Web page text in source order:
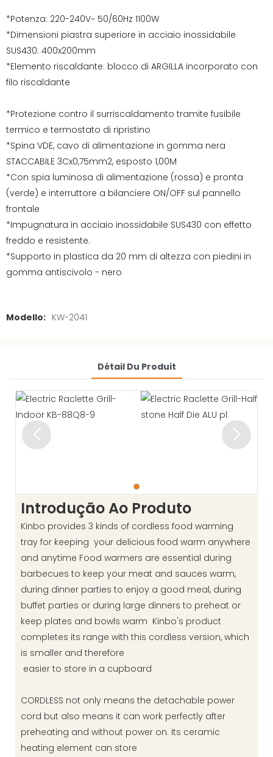
*Potenza: 220-240V~ 50/60Hz 1100W
*Dimensioni piastra superiore in acciaio inossidabile
SUS430: 400x200mm
*Elemento riscaldante: blocco di ARGILLA incorporato con
filo riscaldante
*Protezione contro il surriscaldamento tramite fusibile
termico e termostato di ripristino
*Spina VDE, cavo di alimentazione in gomma nera
STACCABILE 3Cx0,75mm2, esposto 1,00M
*Con spia luminosa di alimentazione (rossa) e pronta
(verde) e interruttore a bilanciere ON/OFF sul pannello
frontale
*Impugnatura in acciaio inossidabile SUS430 con effetto
freddo e resistente.
*Supporto in plastica da 20 mm di altezza con piedini in
gomma antiscivolo - nero
Modello: KW-2041
Détail Du Produit
Introdução Ao Produto
Kinbo provides 3 kinds of cordless food warming
tray for keeping your delicious food warm anywhere
and anytime Food warmers are essential during
barbecues to keep your meat and sauces warm,
during dinner parties to enjoy a good meal, during
buffet parties or during large dinners to preheat or
keep plates and bowls warm Kinbo's product
completes its range with this cordless version, which
is smaller and therefore
easier to store in a cupboard
CORDLESS not only means the detachable power
cord but also means it can work perfectly after
preheating and without power on. Its ceramic
heating element can store